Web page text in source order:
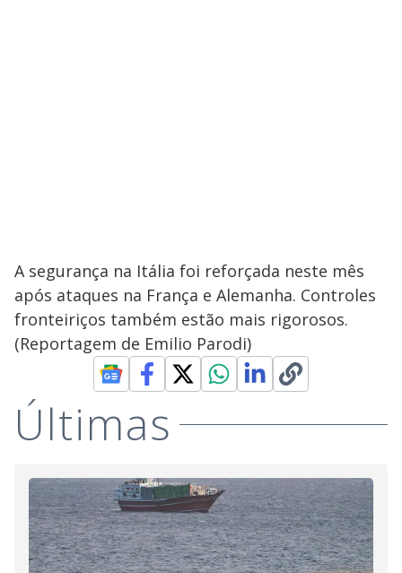
A segurança na Itália foi reforçada neste mês
após ataques na França e Alemanha. Controles
fronteiriços também estão mais rigorosos.
(Reportagem de Emilio Parodi)
Últimas